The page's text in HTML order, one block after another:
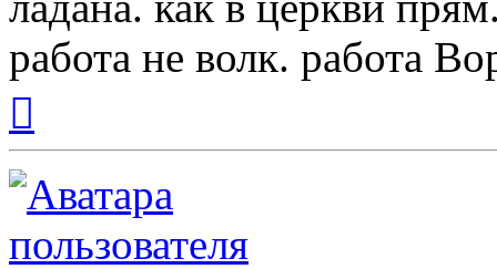
работа не волк. работа
началу